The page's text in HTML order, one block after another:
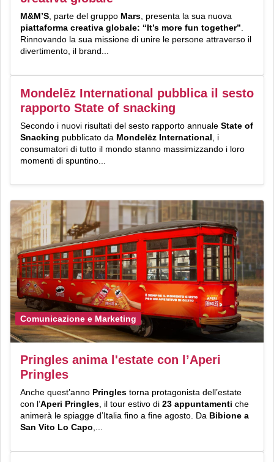
M&M’S , parte del gruppo Mars , presenta la sua nuova
piattaforma creativa globale: “It’s more fun together”
Rinnovando la sua missione di unire le persone attraverso il
divertimento, il brand...
Mondelēz International pubblica il sesto
rapporto State of snacking
Secondo i nuovi risultati del sesto rapporto annuale State of
Snacking pubblicato da Mondelēz International , i
consumatori di tutto il mondo stanno massimizzando i loro
momenti di spuntino...
Comunicazione e Marketing
Pringles anima l'estate con l’Aperi
Pringles
Anche quest’anno Pringles torna protagonista dell’estate
con l’Aperi Pringles, il tour estivo di 23 appuntamenti che
animerà le spiagge d’Italia fino a fine agosto. Da Bibione a
San Vito Lo Capo,...